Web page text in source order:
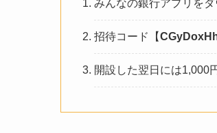
みんなの銀行アプリを
招待コード【CGyDoxHh
開設した翌日には1,000